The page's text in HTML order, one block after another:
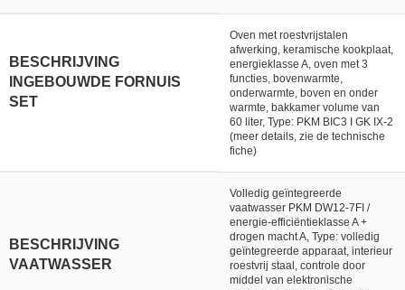
BESCHRIJVING
INGEBOUWDE FORNUIS
SET
Oven met roestvrijstalen
afwerking, keramische kookplaat,
energieklasse A, oven met 3
functies, bovenwarmte,
onderwarmte, boven en onder
warmte, bakkamer volume van
60 liter, Type: PKM BIC3 I GK IX-2
(meer details, zie de technische
fiche)
BESCHRIJVING
VAATWASSER
Volledig geïntegreerde
vaatwasser PKM DW12-7FI /
energie-efficiëntieklasse A +
drogen macht A, Type: volledig
geïntegreerde apparaat, interieur
roestvrij staal, controle door
middel van elektronische